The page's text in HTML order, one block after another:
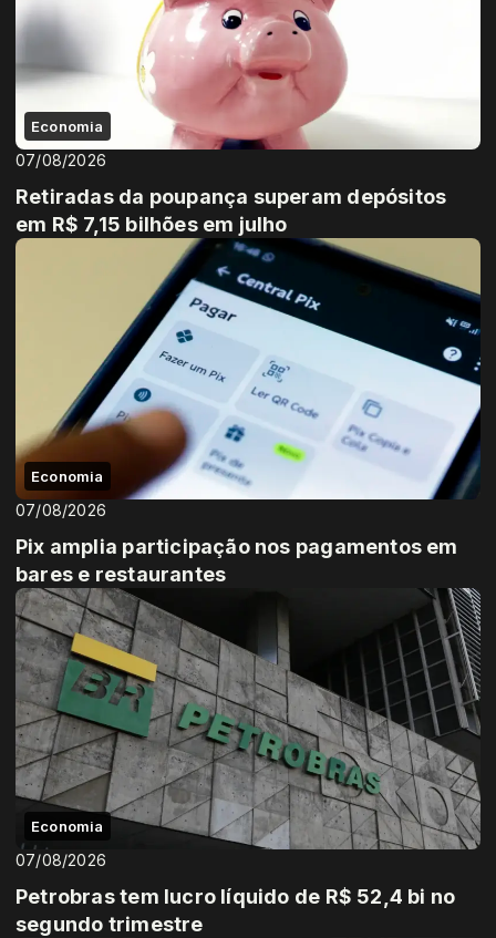
Economia
07/08/2026
Retiradas da poupança superam depósitos
em R$ 7,15 bilhões em julho
Economia
07/08/2026
Pix amplia participação nos pagamentos em
bares e restaurantes
Economia
07/08/2026
Petrobras tem lucro líquido de R$ 52,4 bi no
segundo trimestre